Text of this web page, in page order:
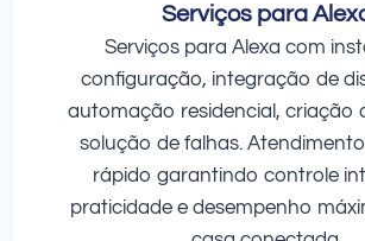
Serviços para
Serviços para Alexa com
configuração, integração de
automação residencial, criação
solução de falhas.
rápido garantindo controle
praticidade e desempenho